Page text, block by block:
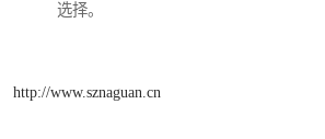
选择。
http://www.sznaguan.cn